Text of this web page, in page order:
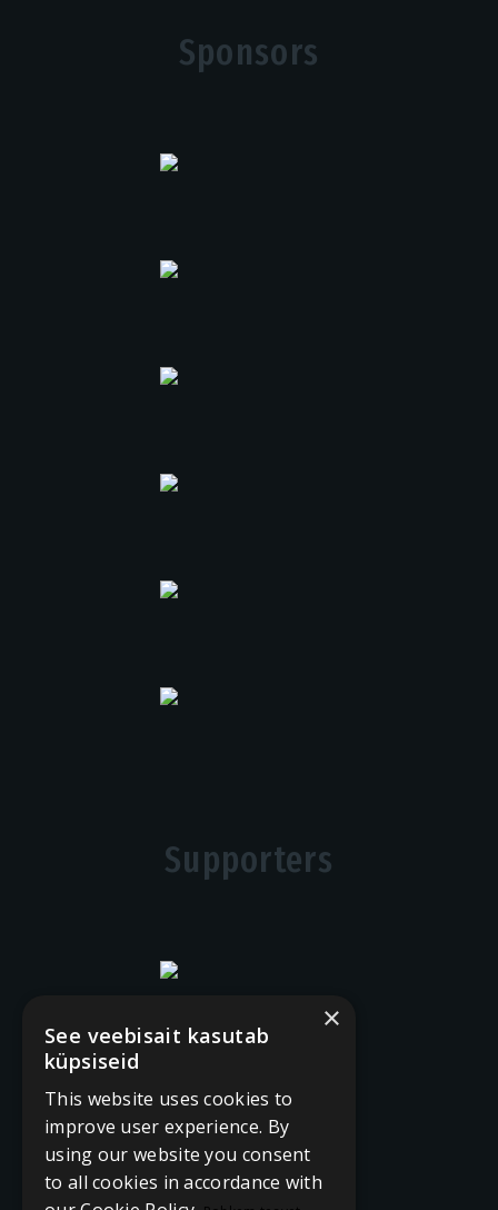
Sponsors
Supporters
×
See veebisait kasutab
küpsiseid
This website uses cookies to
improve user experience. By
using our website you consent
to all cookies in accordance with